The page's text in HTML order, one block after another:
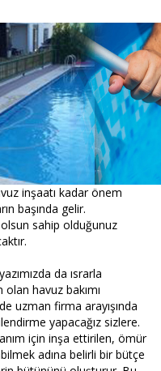
inşaatı kadar önem
başında gelir.
olsun sahip olduğunuz
da ısrarla
havuz bakımı
uzman firma arayışında
yapacağız sizlere.
için inşa ettirilen, ömür
adına belirli bir bütçe